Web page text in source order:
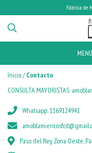
Fábrica de
MENÚ
Inicio/ Contacto
CONSULTA MAYORISTAS:
Whatsapp: 1169124941
Paso del Rey, Zona Oeste,